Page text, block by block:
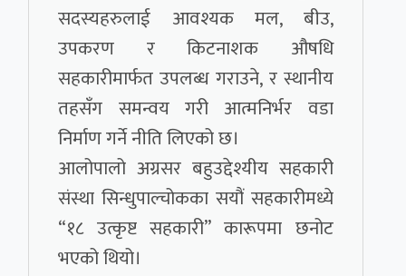
सदस्यहरुलाई आवश्यक मल, बीउ,
उपकरण र किटनाशक औषधि
सहकारीमार्फत उपलब्ध गराउने, र स्थानीय
तहसँग समन्वय गरी आत्मनिर्भर वडा
निर्माण गर्ने नीति लिएको छ।
आलोपालो अग्रसर बहुउद्देश्यीय सहकारी
संस्था सिन्धुपाल्चोकका सयौं सहकारीमध्ये
“१८ उत्कृष्ट सहकारी” कारूपमा छनोट
भएको थियो।